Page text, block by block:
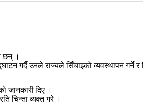
छन् ।
गर्दै उनले राज्यले सिँचाइको व्यवस्थापन
जानकारी दिए ।
चिन्ता व्यक्त गरे ।